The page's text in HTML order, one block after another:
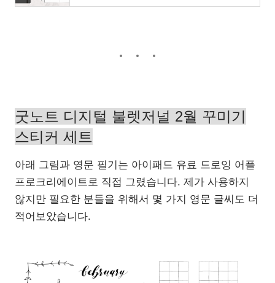
굿노트 디지털 불렛저널 2월 꾸미기
스티커 세트
아래 그림과 영문 필기는 아이패드 유료 드로잉 어플
프로크리에이트로 직접 그렸습니다. 제가 사용하지
않지만 필요한 분들을 위해서 몇 가지 영문 글씨도 더
적어보았습니다.